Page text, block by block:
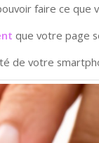
faire ce que
que votre page
de votre